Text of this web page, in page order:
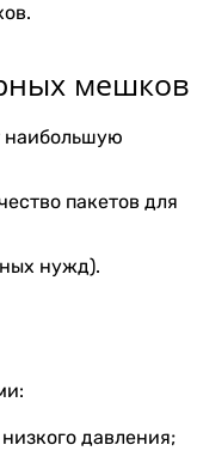
мешков
наибольшую
пакетов для
нужд).
давления;